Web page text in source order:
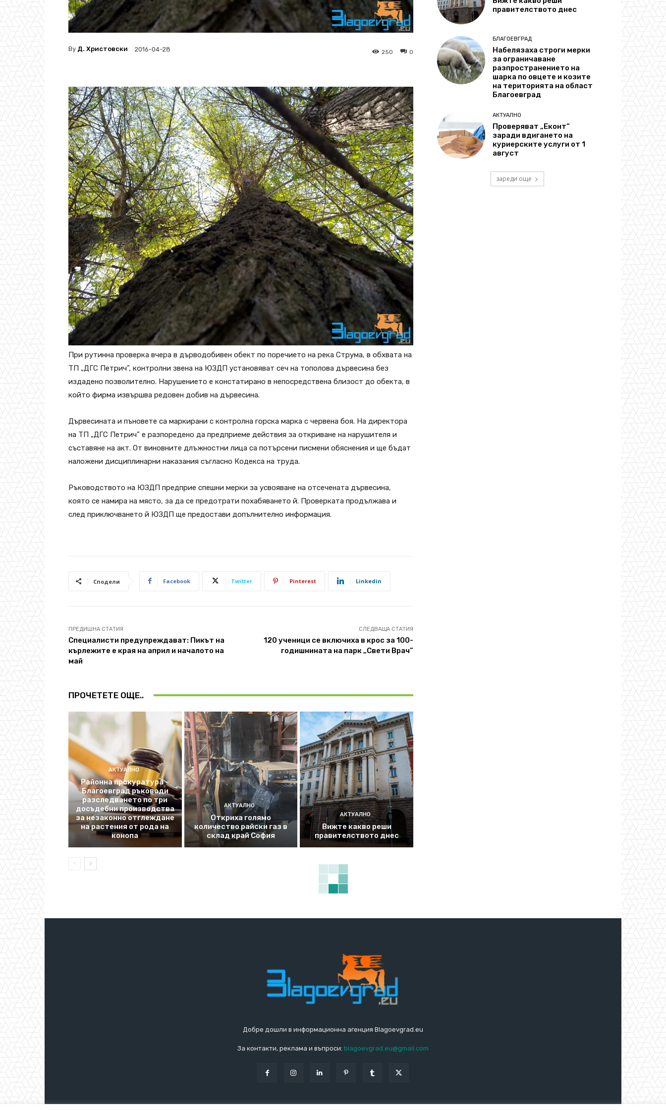
By Д. Христовски 2016-04-28 0
250
При рутинна проверка вчера в дърводобивен обект по поречието на река Струма, в обхвата на
ТП „ДГС Петрич”, контролни звена на ЮЗДП установяват сеч на тополова дървесина без
издадено позволително. Нарушението е констатирано в непосредствена близост до обекта, в
който фирма извършва редовен добив на дървесина.
Дървесината и пъновете са маркирани с контролна горска марка с червена боя. На директора
на ТП „ДГС Петрич” е разпоредено да предприеме дeйствия за откриване на нарушителя и
съставяне на акт. От виновните длъжностни лица са потърсени писмени обяснения и ще бъдат
наложени дисциплинарни наказания съгласно Кодекса на труда.
Ръководството на ЮЗДП предприе спешни мерки за усвояване на отсечената дървесина,
която се намира на място, за да се предотрати похабяването й. Проверката продължава и
след приключването й ЮЗДП ще предостави допълнително информация.
Сподели Facebook Twitter Pinterest Linkedin
ПРЕДИШНА СТАТИЯ
Специалисти предупреждават: Пикът на
кърлежите е края на април и началото на
май
СЛЕДВАЩА СТАТИЯ
120 ученици се включиха в крос за 100-
годишнината на парк „Свети Врач”
ПРОЧЕТЕТЕ ОЩЕ..
АКТУАЛНО
Районна прокуратура –
Благоевград ръководи
разследването по три
досъдебни производства
за незаконно отглеждане
на растения от рода на
конопа
АКТУАЛНО
Откриха голямо
количество райски газ в
склад край София
АКТУАЛНО
Вижте какво реши
правителството днес
правителството днес
БЛАГОЕВГРАД
Набелязаха строги мерки
за ограничаване
разпространението на
шарка по овцете и козите
на територията на област
Благоевград
АКТУАЛНО
Проверяват „Еконт“
заради вдигането на
куриерските услуги от 1
август
зареди още
Добре дошли в информационна агенция Blagoevgrad.eu
За контакти, реклама и въпроси: blagoevgrad.eu@gmail.com